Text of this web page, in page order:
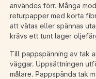
användes förr. Många
returpapper med korta
att vätas eller spännas
krävs ett tunt lager
Till pappspänning av tak
väggar. Uppsättningen
målare. Pappspända tak